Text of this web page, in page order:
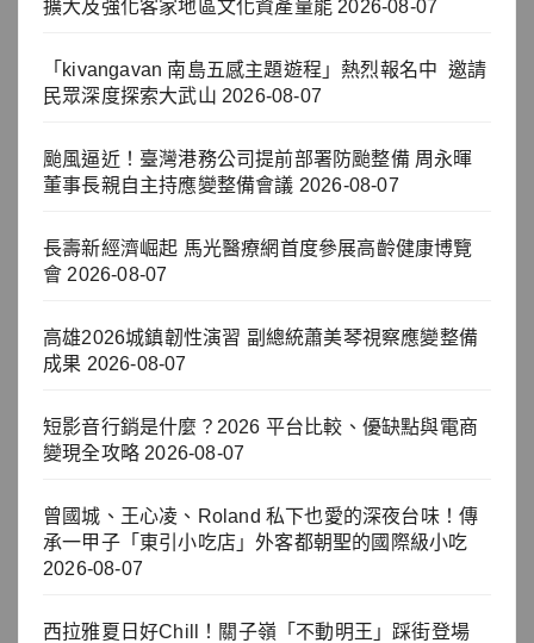
擴大及強化客家地區文化資產量能 2026-08-07
「kivangavan 南島五感主題遊程」熱烈報名中 邀請
民眾深度探索大武山 2026-08-07
颱風逼近！臺灣港務公司提前部署防颱整備 周永暉
董事長親自主持應變整備會議 2026-08-07
長壽新經濟崛起 馬光醫療網首度參展高齡健康博覽
會 2026-08-07
高雄2026城鎮韌性演習 副總統蕭美琴視察應變整備
成果 2026-08-07
短影音行銷是什麼？2026 平台比較、優缺點與電商
變現全攻略 2026-08-07
曾國城、王心凌、Roland 私下也愛的深夜台味！傳
承一甲子「東引小吃店」外客都朝聖的國際級小吃
2026-08-07
西拉雅夏日好Chill！關子嶺「不動明王」踩街登場